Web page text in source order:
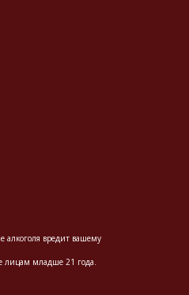
алкоголя вредит вашему
лицам младше 21 года.